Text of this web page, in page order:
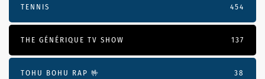
TENNIS 454
THE GÉNÉRIQUE TV SHOW 137
TOHU BOHU RAP 🤟 38